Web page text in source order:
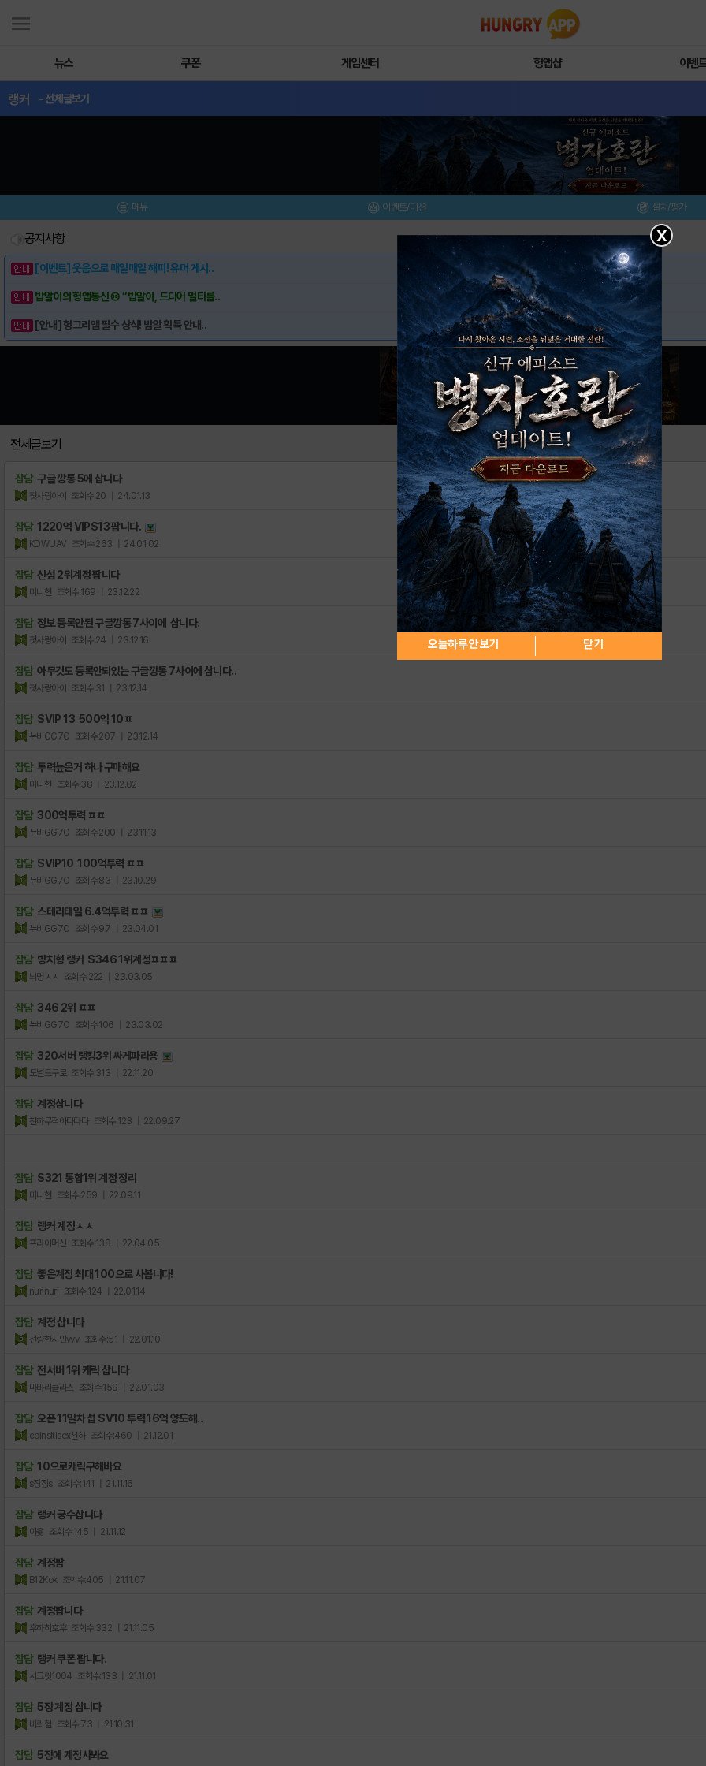
뉴스 쿠폰 게임센터 헝앱샵 이벤
랭커 - 전체글보기
메뉴 이벤트/미션 설치/평가
공지사항
[이벤트] 웃음으로 매일매일 해피! 유머 게시..
밥알이의 헝앱통신 ⑲ “밥알이, 드디어 멀티를..
[안내] 헝그리앱 필수 상식! 밥알 획득 안내..
전체글보기
잡담 구글 깡통 5에 삽니다
첫사랑아이 조회수:20 | 24.01.13
잡담 1220억 VIPS13 팝니다.
KDWUAV 조회수:263 | 24.01.02
잡담 신섭 2위계정 팝니다
미니현 조회수:169 | 23.12.22
잡담 정보 등록안된 구글깡통 7사이에 삽니다.
첫사랑아이 조회수:24 | 23.12.16
잡담 아무것도 등록안되있는 구글깡통 7사이에 삽니다..
첫사랑아이 조회수:31 | 23.12.14
잡담 SVIP 13 500억 10ㅍ
뉴비GG7O 조회수:207 | 23.12.14
잡담 투력높은거 하나 구매해요
미니현 조회수:38 | 23.12.02
잡담 300억투력 ㅍㅍ
뉴비GG7O 조회수:200 | 23.11.13
잡담 SVIP10 100억투력 ㅍㅍ
뉴비GG7O 조회수:83 | 23.10.29
잡담 스테리테일 6.4억투력 ㅍㅍ
뉴비GG7O 조회수:97 | 23.04.01
잡담 방치형 랭커 S346 1위계정ㅍㅍㅍ
뇌명ㅅㅅ 조회수:222 | 23.03.05
잡담 346 2위 ㅍㅍ
뉴비GG7O 조회수:106 | 23.03.02
잡담 320서버 랭킹3위 싸게파라용
도널드구로 조회수:313 | 22.11.20
잡담 계정삽니다
천하무적아다다다 조회수:123 | 22.09.27
잡담 S321 통합1위 계정 정리
미니현 조회수:259 | 22.09.11
잡담 랭커 계정ㅅㅅ
프라이머신 조회수:138 | 22.04.05
잡담 좋은계정 최대 100으로 사봅니다!
nurinuri 조회수:124 | 22.01.14
잡담 계정 삽니다
선량한시민vvv 조회수:51 | 22.01.10
잡담 전서버 1위 케릭 삽니다
마바리클라스 조회수:159 | 22.01.03
잡담 오픈 11일차 섭 SV10 투력 16억 양도해..
coinsitisex천하 조회수:460 | 21.12.01
잡담 10으로캐릭구해바요
s징징s 조회수:141 | 21.11.16
잡담 랭커 궁수삽니다
아윳 조회수:145 | 21.11.12
잡담 계정팜
B12Kok 조회수:405 | 21.11.07
잡담 계정팝니다
후하히호후 조회수:332 | 21.11.05
잡담 랭커 쿠폰 팝니다.
시크릿1004 조회수:133 | 21.11.01
잡담 5장 계정 삽니다
비뢰혈 조회수:73 | 21.10.31
잡담 5장에 계정사봐요
X
오늘하루 안보기 닫기